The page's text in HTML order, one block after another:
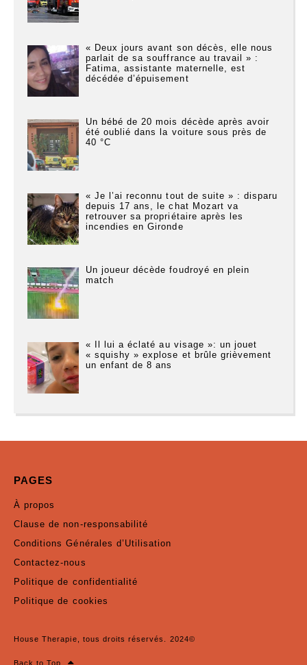
« Deux jours avant son décès, elle nous
parlait de sa souffrance au travail » :
Fatima, assistante maternelle, est
décédée d’épuisement
Un bébé de 20 mois décède après avoir
été oublié dans la voiture sous près de
40 °C
« Je l’ai reconnu tout de suite » : disparu
depuis 17 ans, le chat Mozart va
retrouver sa propriétaire après les
incendies en Gironde
Un joueur décède foudroyé en plein
match
« Il lui a éclaté au visage »: un jouet
« squishy » explose et brûle grièvement
un enfant de 8 ans
PAGES
À propos
Clause de non-responsabilité
Conditions Générales d’Utilisation
Contactez-nous
Politique de confidentialité
Politique de cookies
House Therapie, tous droits réservés. 2024©
Back to Top